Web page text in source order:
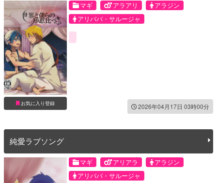
お気に入り登録
マギ アラアリ
アラジン
アリババ・サルージャ
2026年04月17日 03時00分
純愛ラブソング
マギ アリアラ
アラジン
アリババ・サルージャ